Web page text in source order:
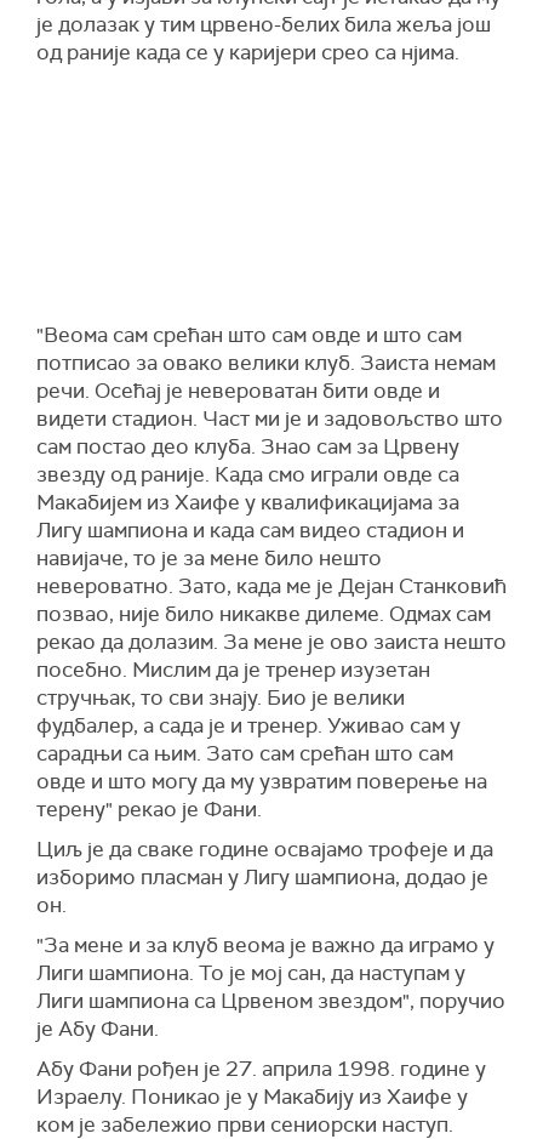
је долазак у тим црвено-белих била жеља још
од раније када се у каријери срео са нјима.
"Веома сам срећан што сам овде и што сам
потписао за овако велики клуб. Заиста немам
речи. Осећај је невероватан бити овде и
видети стадион. Част ми је и задовољство што
сам постао део клуба. Знао сам за Црвену
звезду од раније. Када смо играли овде са
Макабијем из Хаифе у квалификацијама за
Лигу шампиона и када сам видео стадион и
навијаче, то је за мене било нешто
невероватно. Зато, када ме је Дејан Станковић
позвао, није било никакве дилеме. Одмах сам
рекао да долазим. За мене је ово заиста нешто
посебно. Мислим да је тренер изузетан
стручњак, то сви знају. Био је велики
фудбалер, а сада је и тренер. Уживао сам у
сарадњи са њим. Зато сам срећан што сам
овде и што могу да му узвратим поверење на
терену" рекао је Фани.
Циљ је да сваке године освајамо трофеје и да
изборимо пласман у Лигу шампиона, додао је
он.
"За мене и за клуб веома је важно да играмо у
Лиги шампиона. То је мој сан, да наступам у
Лиги шампиона са Црвеном звездом", поручио
је Абу Фани.
Абу Фани рођен је 27. априла 1998. године у
Израелу. Поникао је у Макабију из Хаифе у
ком је забележио први сениорски наступ.